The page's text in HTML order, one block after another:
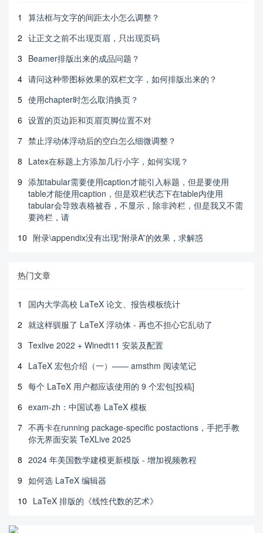
1
算法框与文字的间距太小怎么调整？
2 让正文之前不出现页眉，只出现页码
3 Beamer排版出来的成品问题？
4 请问这种带图标效果的双栏文字，如何排版出来的？
5 使用chapter时怎么取消换页？
6 设置的页边距和页眉页脚位置不对
7 禁止浮动体浮动后的空白怎么细微调整？
8 Latex在标题上方添加几行小字，如何实现？
9 添加tabular需要使用caption才能引入标题，但是要使用
table才能使用caption，但是双栏状态下在table内使用
tabular会导致表格被吞，不显示，除非跨栏，但是我又不需
要跨栏，请
10 附录\appendix没有出现“附录A”的效果，求解惑
热门文章
1
国内大学高校 LaTeX 论文、报告模板统计
2 就这样驯服了 LaTeX 浮动体 - 再也不担心它乱动了
3 Texlive 2022 + Winedt11 安装及配置
4 LaTeX 宏包介绍（一）—— amsthm 阅读笔记
5 每个 LaTeX 用户都应该使用的 9 个宏包[投稿]
6 exam-zh：中国试卷 LaTeX 模板
7 不再卡在running package-specific postactions，手把手教
你无界面安装 TeXLive 2025
8 2024 年美国数学建模更新模版 - 增加视频教程
9 如何选 LaTeX 编辑器
10 LaTeX 排版的《线性代数的艺术》